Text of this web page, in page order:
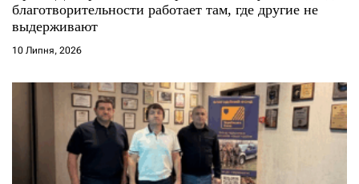
благотворительности работает там, где другие не
выдерживают
10 Липня, 2026